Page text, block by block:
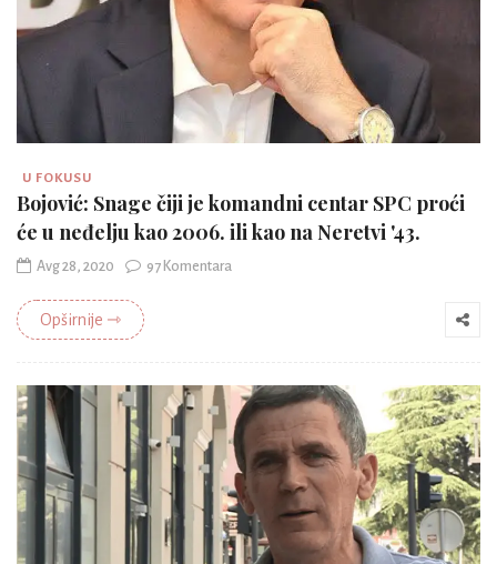
U FOKUSU
Bojović: Snage čiji je komandni centar SPC proći
će u neđelju kao 2006. ili kao na Neretvi '43.
Avg 28, 2020 97 Komentara
Opširnije ⇾